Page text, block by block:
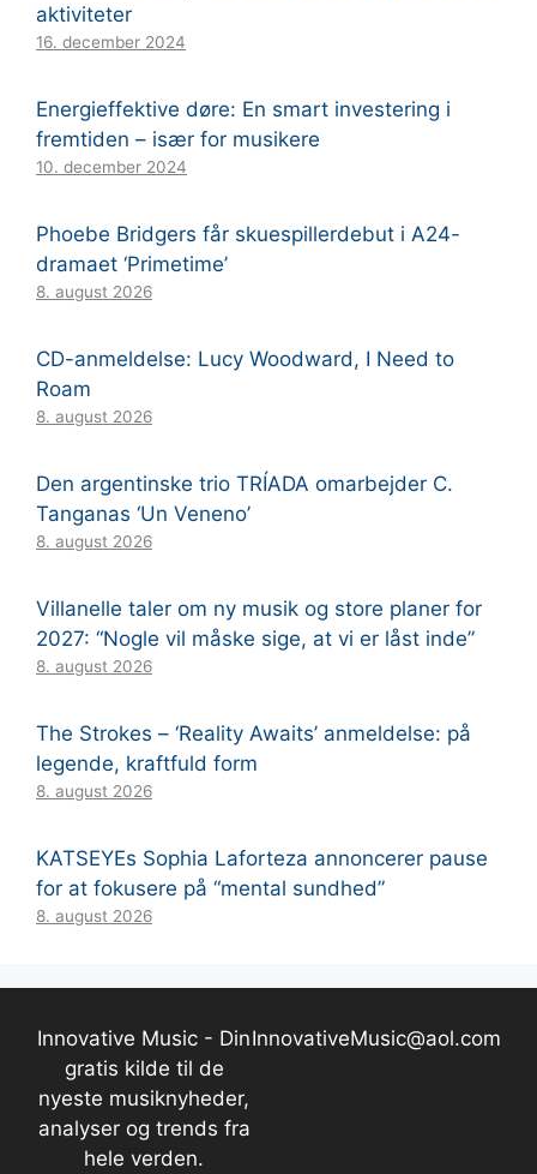
aktiviteter
16. december 2024
Energieffektive døre: En smart investering i
fremtiden – især for musikere
10. december 2024
Phoebe Bridgers får skuespillerdebut i A24-
dramaet ‘Primetime’
8. august 2026
CD-anmeldelse: Lucy Woodward, I Need to
Roam
8. august 2026
Den argentinske trio TRÍADA omarbejder C.
Tanganas ‘Un Veneno’
8. august 2026
Villanelle taler om ny musik og store planer for
2027: “Nogle vil måske sige, at vi er låst inde”
8. august 2026
The Strokes – ‘Reality Awaits’ anmeldelse: på
legende, kraftfuld form
8. august 2026
KATSEYEs Sophia Laforteza annoncerer pause
for at fokusere på “mental sundhed”
8. august 2026
Innovative Music - Din
gratis kilde til de
nyeste musiknyheder,
analyser og trends fra
hele verden.
InnovativeMusic@aol.com